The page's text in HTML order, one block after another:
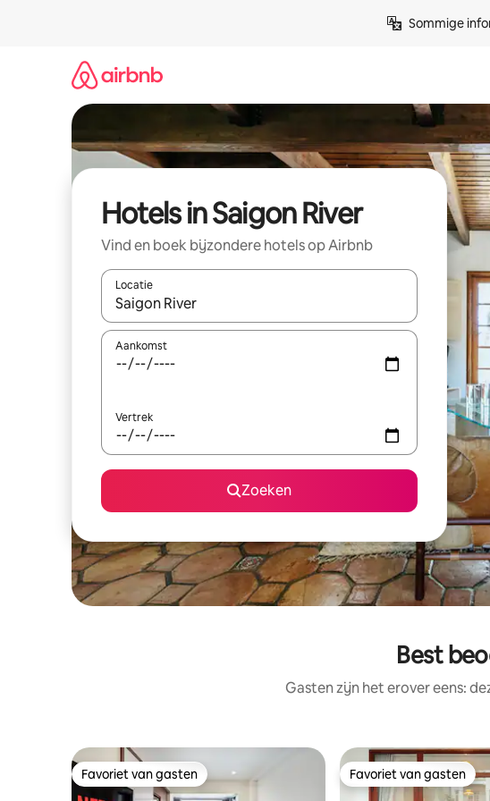
Sommige
Hotels in Saigon River
Vind en boek bijzondere hotels op Airbnb
Locatie
Wanneer er suggesties beschikbaar zijn, maak je een keuze
Aankomst
Vertrek
Zoeken
Best
Gasten zijn het erover eens:
Favoriet van gasten
Favoriet van gasten Favoriet van gasten
Favoriet van gasten